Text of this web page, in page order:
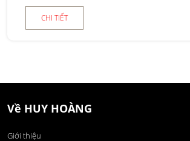
CHI TIẾT
Về HUY HOÀNG
Giới thiệu